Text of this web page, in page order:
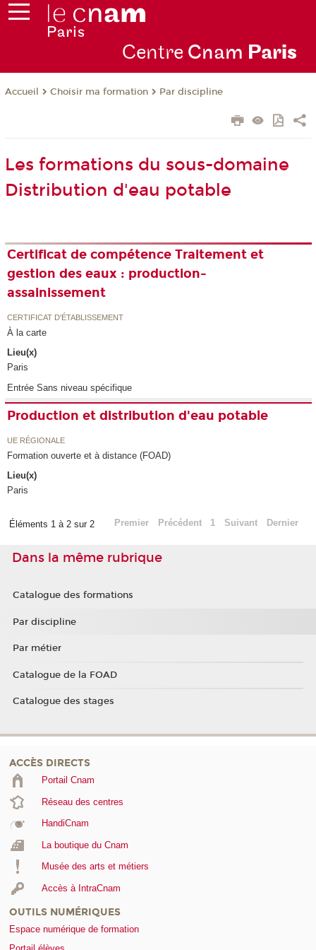
Centre Cnam Paris
Accueil Choisir ma formation Par discipline
Les formations du sous-domaine
Distribution d'eau potable
Certificat de compétence Traitement et
gestion des eaux : production-
assainissement
CERTIFICAT D'ÉTABLISSEMENT
À la carte
Lieu(x)
Paris
Entrée Sans niveau spécifique
Production et distribution d'eau potable
UE RÉGIONALE
Formation ouverte et à distance (FOAD)
Lieu(x)
Paris
Éléments 1 à 2 sur 2 Premier Précédent 1 Suivant Dernier
Dans la même rubrique
Catalogue des formations
Par discipline
Par métier
Catalogue de la FOAD
Catalogue des stages
ACCÈS DIRECTS
Portail Cnam
Réseau des centres
HandiCnam
La boutique du Cnam
Musée des arts et métiers
Accès à IntraCnam
OUTILS NUMÉRIQUES
Espace numérique de formation